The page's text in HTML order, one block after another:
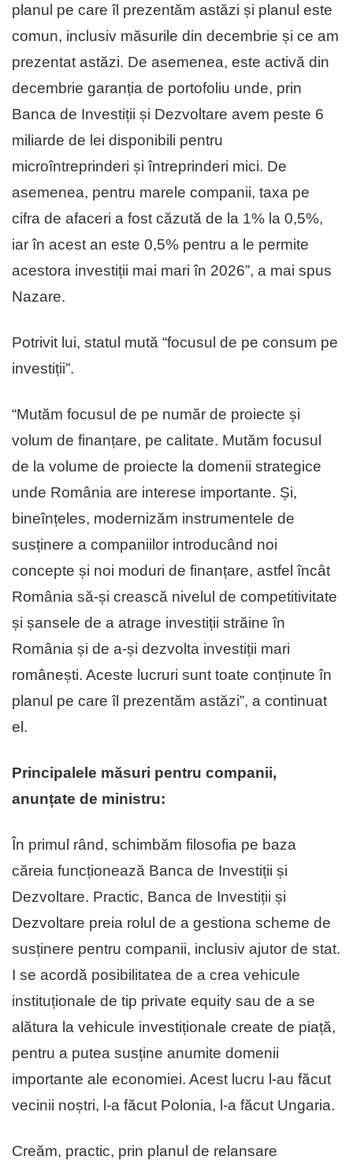
planul pe care îl prezentăm astăzi și planul este
comun, inclusiv măsurile din decembrie și ce am
prezentat astăzi. De asemenea, este activă din
decembrie garanția de portofoliu unde, prin
Banca de Investiții și Dezvoltare avem peste 6
miliarde de lei disponibili pentru
microîntreprinderi și întreprinderi mici. De
asemenea, pentru marele companii, taxa pe
cifra de afaceri a fost căzută de la 1% la 0,5%,
iar în acest an este 0,5% pentru a le permite
acestora investiții mai mari în 2026”, a mai spus
Nazare.
Potrivit lui, statul mută “focusul de pe consum pe
investiții”.
“Mutăm focusul de pe număr de proiecte și
volum de finanțare, pe calitate. Mutăm focusul
de la volume de proiecte la domenii strategice
unde România are interese importante. Și,
bineînțeles, modernizăm instrumentele de
susținere a companiilor introducând noi
concepte și noi moduri de finanțare, astfel încât
România să-și crească nivelul de competitivitate
și șansele de a atrage investiții străine în
România și de a-și dezvolta investiții mari
românești. Aceste lucruri sunt toate conținute în
planul pe care îl prezentăm astăzi”, a continuat
el.
Principalele măsuri pentru companii,
anunțate de ministru:
În primul rând, schimbăm filosofia pe baza
căreia funcționează Banca de Investiții și
Dezvoltare. Practic, Banca de Investiții și
Dezvoltare preia rolul de a gestiona scheme de
susținere pentru companii, inclusiv ajutor de stat.
I se acordă posibilitatea de a crea vehicule
instituționale de tip private equity sau de a se
alătura la vehicule investiționale create de piață,
pentru a putea susține anumite domenii
importante ale economiei. Acest lucru l-au făcut
vecinii noștri, l-a făcut Polonia, l-a făcut Ungaria.
Creăm, practic, prin planul de relansare